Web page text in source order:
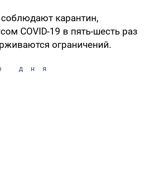
карантин,
COVID-19 в пять-шесть раз
ограничений.
дня